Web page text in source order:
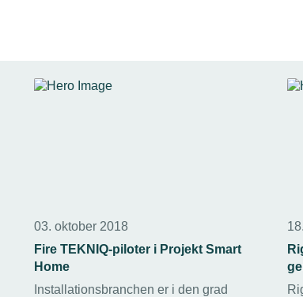
03. oktober 2018
Fire TEKNIQ-piloter i Projekt Smart
Home
Installationsbranchen er i den grad